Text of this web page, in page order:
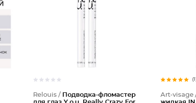
Relouis / Подводка-фломастер
Art-visage